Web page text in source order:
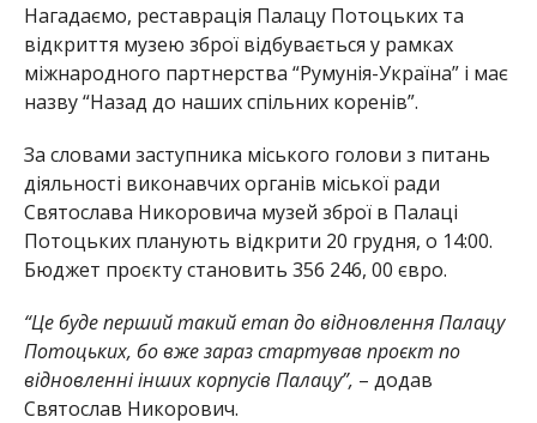
Нагадаємо, реставрація Палацу Потоцьких та
відкриття музею зброї відбувається у рамках
міжнародного партнерства “Румунія-Україна” і має
назву “Назад до наших спільних коренів”.
За словами заступника міського голови з питань
діяльності виконавчих органів міської ради
Святослава Никоровича музей зброї в Палаці
Потоцьких планують відкрити 20 грудня, о 14:00.
Бюджет проєкту становить 356 246, 00 євро.
“Це буде перший такий етап до відновлення Палацу
Потоцьких, бо вже зараз стартував проєкт по
відновленні інших корпусів Палацу”, – додав
Святослав Никорович.